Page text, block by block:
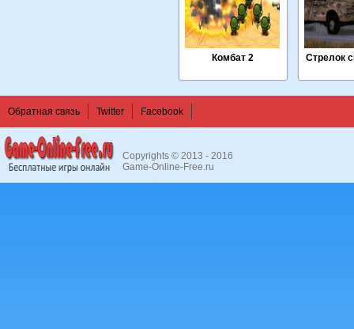
Комбат 2 Стрелок
Обратная связь Twitter Facebook
Copyrights © 2013 - 2016
Game-Online-Free.ru